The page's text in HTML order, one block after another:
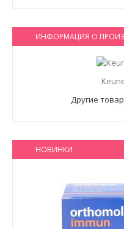
ИНФОРМАЦИЯ О
Другие
НОВИНКИ